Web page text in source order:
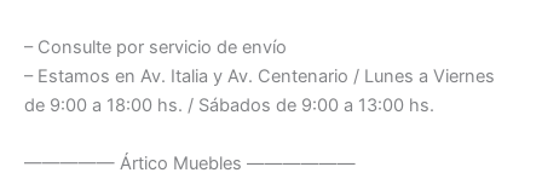
– Consulte por servicio de envío
– Estamos en Av. Italia y Av. Centenario / Lunes a Viernes
de 9:00 a 18:00 hs. / Sábados de 9:00 a 13:00 hs.
————— Ártico Muebles ——————